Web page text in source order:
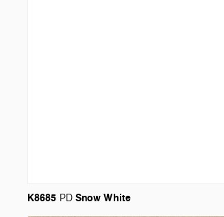
K8685 PD Snow White